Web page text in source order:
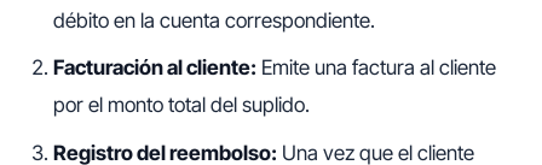
débito en la cuenta correspondiente.
Facturación al cliente: Emite una factura al cliente
por el monto total del suplido.
Registro del reembolso: Una vez que el cliente